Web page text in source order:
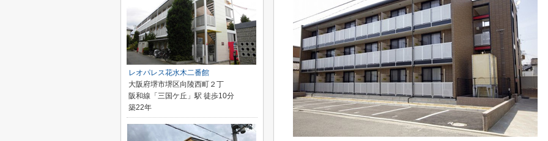
レオパレス花水木二番館
大阪府堺市堺区向陵西町２丁
阪和線「三国ケ丘」駅 徒歩10分
築22年